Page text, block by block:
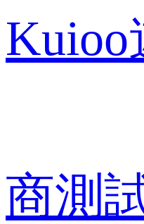
Kuioo
商測